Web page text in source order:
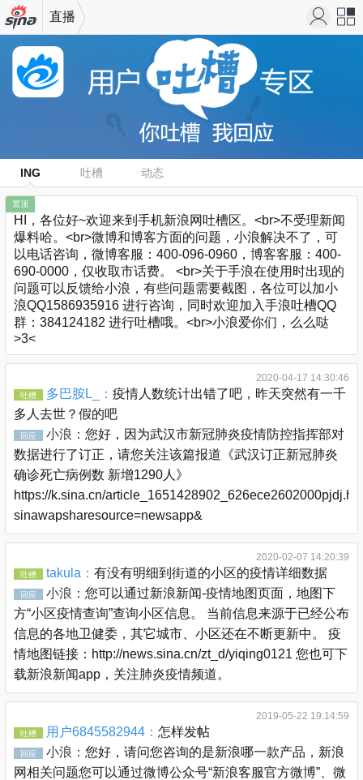
机新浪
直播
ING 吐槽 动态
置顶
HI，各位好~欢迎来到手机新浪网吐槽区。<br>不受理新闻
爆料哈。<br>微博和博客方面的问题，小浪解决不了，可
以电话咨询，微博客服：400-096-0960，博客客服：400-
690-0000，仅收取市话费。 <br>关于手浪在使用时出现的
问题可以反馈给小浪，有些问题需要截图，各位可以加小
浪QQ1586935916 进行咨询，同时欢迎加入手浪吐槽QQ
群：384124182 进行吐槽哦。<br>小浪爱你们，么么哒
>3<
2020-04-17 14:30:46
吐槽 多巴胺L_： 疫情人数统计出错了吧，昨天突然有一千
多人去世？假的吧
回应 小浪： 您好，因为武汉市新冠肺炎疫情防控指挥部对
数据进行了订正，请您关注该篇报道《武汉订正新冠肺炎
确诊死亡病例数 新增1290人》
https://k.sina.cn/
sinawapsharesource=newsapp&
2020-02-07 14:20:39
吐槽 takula： 有没有明细到街道的小区的疫情详细数据
回应 小浪： 您可以通过新浪新闻-疫情地图页面，地图下
方“小区疫情查询”查询小区信息。 当前信息来源于已经公布
信息的各地卫健委，其它城市、小区还在不断更新中。 疫
情地图链接：http://news.sina.cn/zt_d/yiqing0121 您也可下
载新浪新闻app，关注肺炎疫情频道。
2019-05-22 19:14:59
吐槽 用户6845582944： 怎样发帖
回应 小浪： 您好，请问您咨询的是新浪哪一款产品，新浪
网相关问题您可以通过微博公众号“新浪客服官方微博”、微